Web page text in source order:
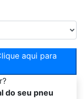
do seu pneu